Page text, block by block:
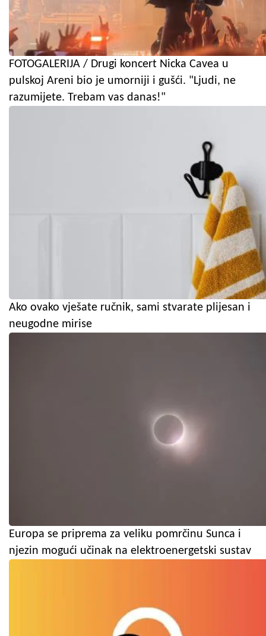
FOTOGALERIJA / Drugi koncert Nicka Cavea u
pulskoj Areni bio je umorniji i gušći. "Ljudi, ne
razumijete. Trebam vas danas!"
Ako ovako vješate ručnik, sami stvarate plijesan i
neugodne mirise
Europa se priprema za veliku pomrčinu Sunca i
njezin mogući učinak na elektroenergetski sustav